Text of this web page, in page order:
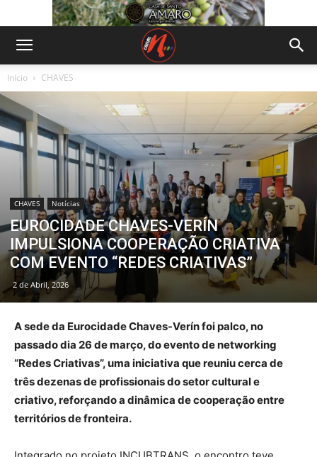
Início CHAVES
CHAVES Notícias
EUROCIDADE CHAVES-VERÍN
IMPULSIONA COOPERAÇÃO CRIATIVA
COM EVENTO “REDES CRIATIVAS”
2 de Abril, 2026
A sede da Eurocidade Chaves-Verín foi palco, no
passado dia 26 de março, do evento de networking
“Redes Criativas”, uma iniciativa que reuniu cerca de
três dezenas de profissionais do setor cultural e
criativo, reforçando a dinâmica de cooperação entre
territórios de fronteira.